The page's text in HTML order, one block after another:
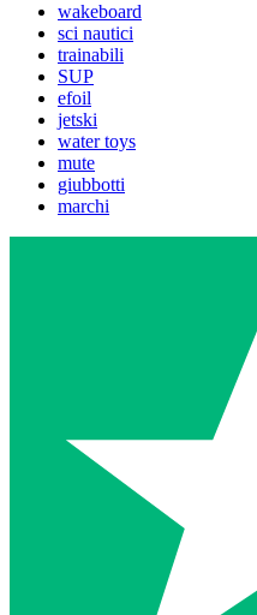
wakeboard
sci nautici
trainabili
SUP
efoil
jetski
water toys
mute
giubbotti
marchi